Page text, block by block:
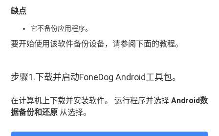
缺点
它不备份应用程序。
要开始使用该软件备份设备，请参阅下面的教程。
步骤1.下载并启动FoneDog Android工具包。
在计算机上下载并安装软件。 运行程序并选择Android数
据备份和还原 从选择。